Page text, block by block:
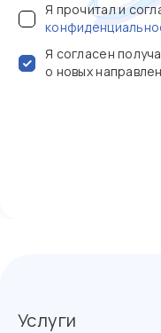
Я прочитал и
Я согласен
о новых
Услуги